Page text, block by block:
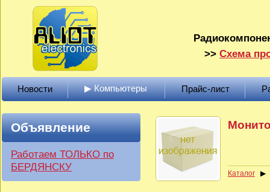
>> Схема
Новости ▶ Компьютеры Прайс-лист
Объявление
Работаем ТОЛЬКО по
БЕРДЯНСКУ
Каталог